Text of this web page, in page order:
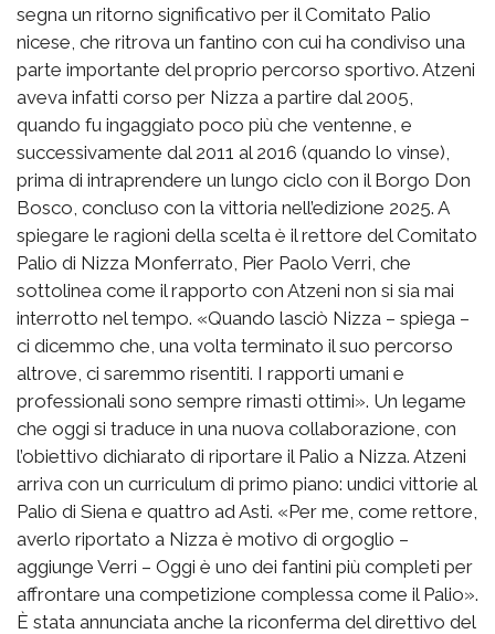
segna un ritorno significativo per il Comitato Palio
nicese, che ritrova un fantino con cui ha condiviso una
parte importante del proprio percorso sportivo. Atzeni
aveva infatti corso per Nizza a partire dal 2005,
quando fu ingaggiato poco più che ventenne, e
successivamente dal 2011 al 2016 (quando lo vinse),
prima di intraprendere un lungo ciclo con il Borgo Don
Bosco, concluso con la vittoria nell’edizione 2025. A
spiegare le ragioni della scelta è il rettore del Comitato
Palio di Nizza Monferrato, Pier Paolo Verri, che
sottolinea come il rapporto con Atzeni non si sia mai
interrotto nel tempo. «Quando lasciò Nizza – spiega –
ci dicemmo che, una volta terminato il suo percorso
altrove, ci saremmo risentiti. I rapporti umani e
professionali sono sempre rimasti ottimi». Un legame
che oggi si traduce in una nuova collaborazione, con
l’obiettivo dichiarato di riportare il Palio a Nizza. Atzeni
arriva con un curriculum di primo piano: undici vittorie al
Palio di Siena e quattro ad Asti. «Per me, come rettore,
averlo riportato a Nizza è motivo di orgoglio –
aggiunge Verri – Oggi è uno dei fantini più completi per
affrontare una competizione complessa come il Palio».
È stata annunciata anche la riconferma del direttivo del